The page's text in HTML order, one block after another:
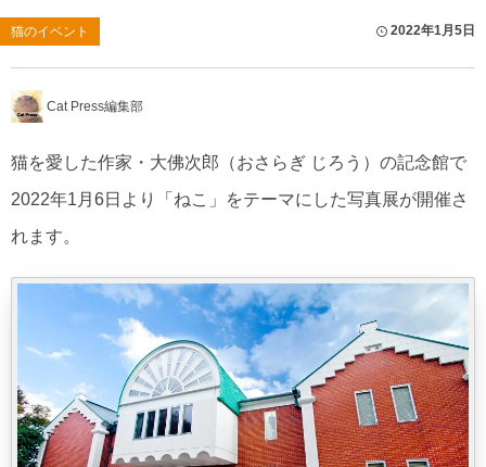
猫のイベント 2022年1月5日
Cat Press編集部
猫を愛した作家・大佛次郎（おさらぎ じろう）の記念館で
2022年1月6日より「ねこ」をテーマにした写真展が開催さ
れます。